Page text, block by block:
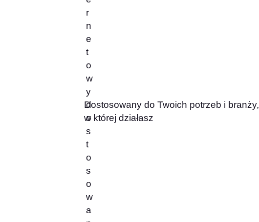
Dostosowany do Twoich potrzeb i branży,
w której działasz